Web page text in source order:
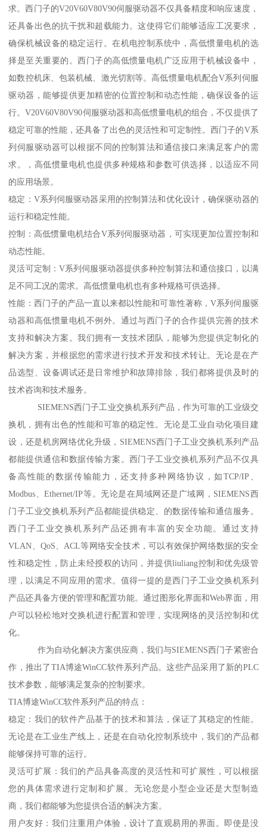
求。西门子的V20V60V80V90伺服驱动器不仅具备精度和响应速度，
还具备出色的抗干扰和超载能力。这使得它们能够适应工况要求，
确保机械设备的稳定运行。在机电控制系统中，高低惯量电机的选
择是至关重要的。西门子的高低惯量电机广泛应用于机械设备中，
如数控机床、包装机械、激光切割等。高低惯量电机配合V系列伺服
驱动器，能够提供更加精密的位置控制和动态性能，确保设备的运
行。V20V60V80V90伺服驱动器和高低惯量电机的组合，不仅提供了
稳定可靠的性能，还具备了出色的灵活性和可定制性。西门子的V系
列伺服驱动器可以根据不同的控制算法和通信接口来满足客户的需
求。，高低惯量电机也提供多种规格和参数可供选择，以适应不同
的应用场景。
稳定：V系列伺服驱动器采用的控制算法和优化设计，确保驱动器的
运行和稳定性能。
控制：高低惯量电机结合V系列伺服驱动器，可实现更加位置控制和
动态性能。
灵活可定制：V系列伺服驱动器提供多种控制算法和通信接口，以满
足不同工况的需求。高低惯量电机也有多种规格可供选择。
性能：西门子的产品一直以来都以性能和可靠性著称，V系列伺服驱
动器和高低惯量电机不例外。通过与西门子的合作提供完善的技术
支持和解决方案。我们拥有一支技术团队，能够为您提供定制化的
解决方案，并根据您的需求进行技术开发和技术转让。无论是在产
品选型、设备调试还是日常维护和故障排除，我们都将提供及时的
技术咨询和技术服务。
SIEMENS西门子工业交换机系列产品，作为可靠的工业级交
换机，拥有出色的性能和可靠的稳定性。无论是工业自动化项目建
设，还是机房网络优化升级，SIEMENS西门子工业交换机系列产品
都能提供通信和数据传输方案。西门子工业交换机系列产品不仅具
备高性能的数据传输能力，还支持多种网络协议，如TCP/IP、
Modbus、Ethernet/IP等。无论是在局域网还是广域网，SIEMENS西
门子工业交换机系列产品都能提供稳定、的数据传输和通信服务。
西门子工业交换机系列产品还拥有丰富的安全功能。通过支持
VLAN、QoS、ACL等网络安全技术，可以有效保护网络数据的安全
性和稳定性，防止未经授权的访问，并提供liuliang控制和优先级管
理，以满足不同应用的需求。值得一提的是西门子工业交换机系列
产品还具备方便的管理和配置功能。通过图形化界面和Web界面，用
户可以轻松地对交换机进行配置和管理，实现网络的灵活控制和优
化。
作为自动化解决方案供应商，我们与SIEMENS西门子紧密合
作，推出了TIA博途WinCC软件系列产品。这些产品采用了新的PLC
技术参数，能够满足复杂的控制要求。
TIA博途WinCC软件系列产品的特点：
稳定：我们的软件产品基于的技术和算法，保证了其稳定的性能。
无论是在工业生产线上，还是在自动化控制系统中，我们的产品都
能够保持可靠的运行。
灵活可扩展：我们的产品具备高度的灵活性和可扩展性，可以根据
您的具体需求进行定制和扩展。无论您是小型企业还是大型制造
商，我们都能够为您提供合适的解决方案。
用户友好：我们注重用户体验，设计了直观易用的界面。即使是没